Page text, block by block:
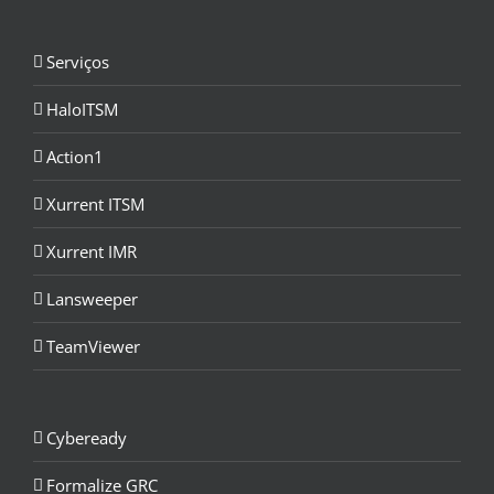
Serviços
HaloITSM
Action1
Xurrent ITSM
Xurrent IMR
Lansweeper
TeamViewer
Cybeready
Formalize GRC